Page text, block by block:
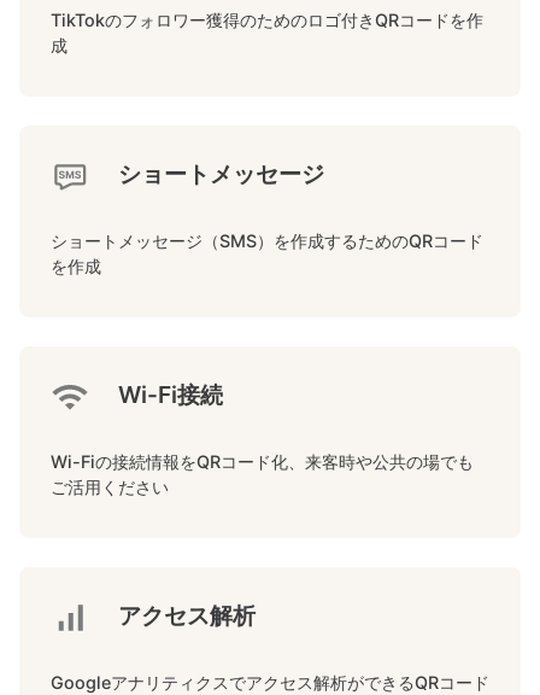
TikTokのフォロワー獲得のためのロゴ付きQRコードを作
成
ショートメッセージ
ショートメッセージ（SMS）を作成するためのQRコード
を作成
Wi-Fi接続
Wi-Fiの接続情報をQRコード化、来客時や公共の場でも
ご活用ください
アクセス解析
Googleアナリティクスでアクセス解析ができるQRコード